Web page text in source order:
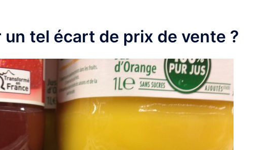
tel écart de prix de vente ?